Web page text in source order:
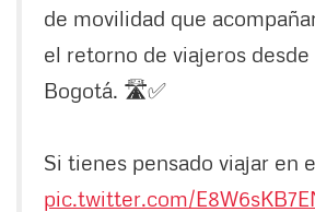
de movilidad que
el retorno de viajeros desde
Bogotá. 🛣️✅
Si tienes pensado viajar en
pic.twitter.com/